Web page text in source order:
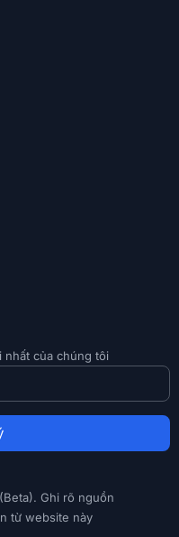
nhất của chúng tôi
Ghi rõ nguồn
từ website này